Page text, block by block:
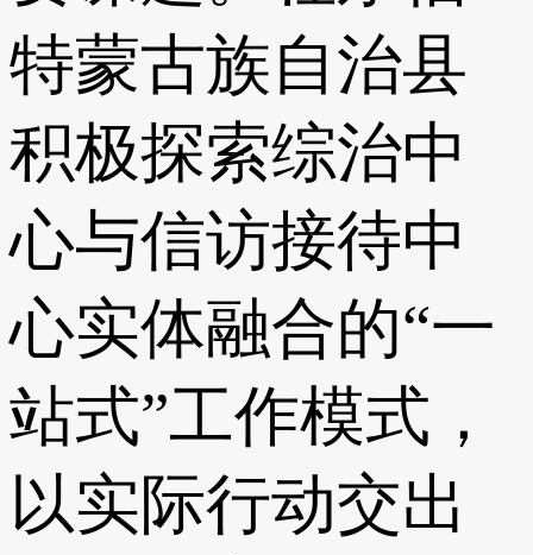
特蒙古族自治县
积极探索综治中
心与信访接待中
心实体融合的“一
站式”工作模式，
以实际行动交出